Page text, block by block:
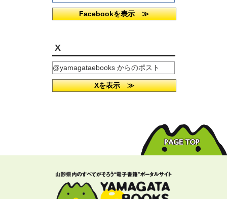
Facebookを表示 ≫
X
@yamagataebooks からのポスト
Xを表示 ≫